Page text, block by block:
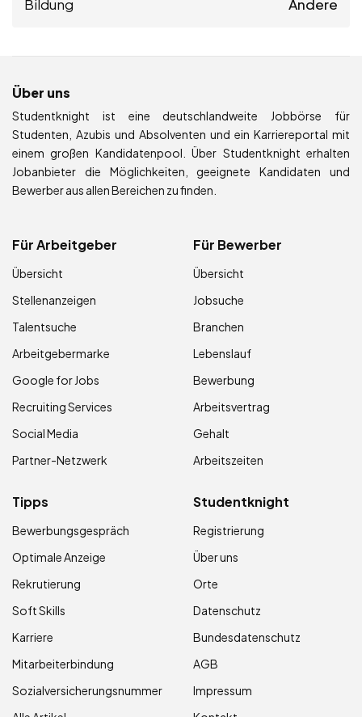
Bildung Andere
Über uns
Studentknight ist eine deutschlandweite Jobbörse für
Studenten, Azubis und Absolventen und ein Karriereportal mit
einem großen Kandidatenpool. Über Studentknight erhalten
Jobanbieter die Möglichkeiten, geeignete Kandidaten und
Bewerber aus allen Bereichen zu finden.
Für Arbeitgeber
Übersicht
Stellenanzeigen
Talentsuche
Arbeitgebermarke
Google for Jobs
Recruiting Services
Social Media
Partner-Netzwerk
Für Bewerber
Übersicht
Jobsuche
Branchen
Lebenslauf
Bewerbung
Arbeitsvertrag
Gehalt
Arbeitszeiten
Tipps
Bewerbungsgespräch
Optimale Anzeige
Rekrutierung
Soft Skills
Karriere
Mitarbeiterbindung
Sozialversicherungsnummer
Studentknight
Registrierung
Über uns
Orte
Datenschutz
Bundesdatenschutz
AGB
Impressum